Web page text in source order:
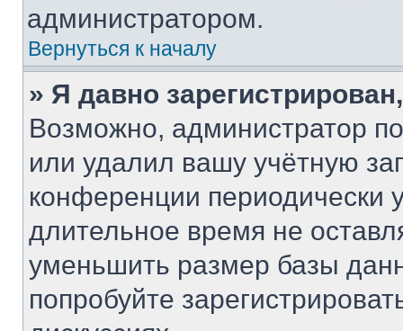
администратором.
Вернуться к началу
» Я давно
Возможно, администратор
или удалил вашу учётную
конференции периодически
длительное время не
уменьшить размер базы
попробуйте